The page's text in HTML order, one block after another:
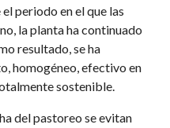
periodo en el que las
la planta ha continuado
resultado, se ha
homogéneo, efectivo en
sostenible.
del pastoreo se evitan